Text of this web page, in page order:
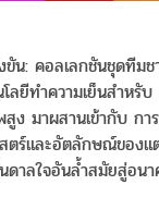
น: คอลเลกชันชุดทีมช
ลยีทำความเย็นสำหรับ
ง มาผสานเข้ากับ การ
ตร์และอัตลักษณ์ของแ
ดาลใจอันล้ำสมัยสู่อน